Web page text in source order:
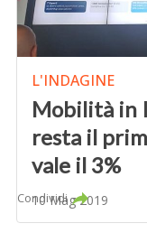
L'INDAGINE
Mobilità in
resta il
vale il 3%
10 Mag 2019
Condividi